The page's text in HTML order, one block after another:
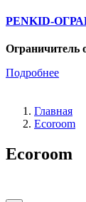
PENKID-
Ограничитель
Подробнее
Главная
Ecoroom
Ecoroom